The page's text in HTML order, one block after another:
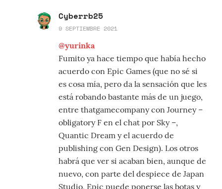
Cyberrb25
9 SEPTIEMBRE 2021
@yurinka
Fumito ya hace tiempo que había hecho
acuerdo con Epic Games (que no sé si
es cosa mía, pero da la sensación que les
está robando bastante más de un juego,
entre thatgamecompany con Journey –
obligatory F en el chat por Sky –,
Quantic Dream y el acuerdo de
publishing con Gen Design). Los otros
habrá que ver si acaban bien, aunque de
nuevo, con parte del despiece de Japan
Studio, Epic puede ponerse las botas y